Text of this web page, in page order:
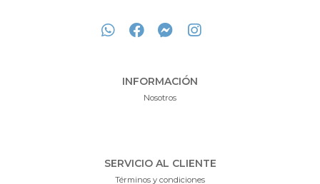
INFORMACIÓN
Nosotros
SERVICIO AL CLIENTE
Términos y condiciones